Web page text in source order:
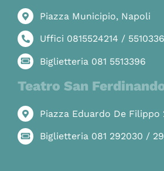
Piazza Municipio, Napoli
Uffici 0815524214 / 5510336
Biglietteria 081 5513396
Teatro San
Piazza Eduardo De Filippo
Biglietteria 081 292030 /